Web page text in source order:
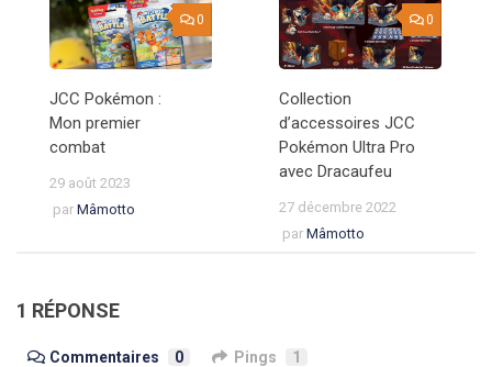
0
JCC Pokémon :
Mon premier
combat
29 août 2023
par Mâmotto
0
Collection
d’accessoires JCC
Pokémon Ultra Pro
avec Dracaufeu
27 décembre 2022
par Mâmotto
1 RÉPONSE
Commentaires 0 Pings 1